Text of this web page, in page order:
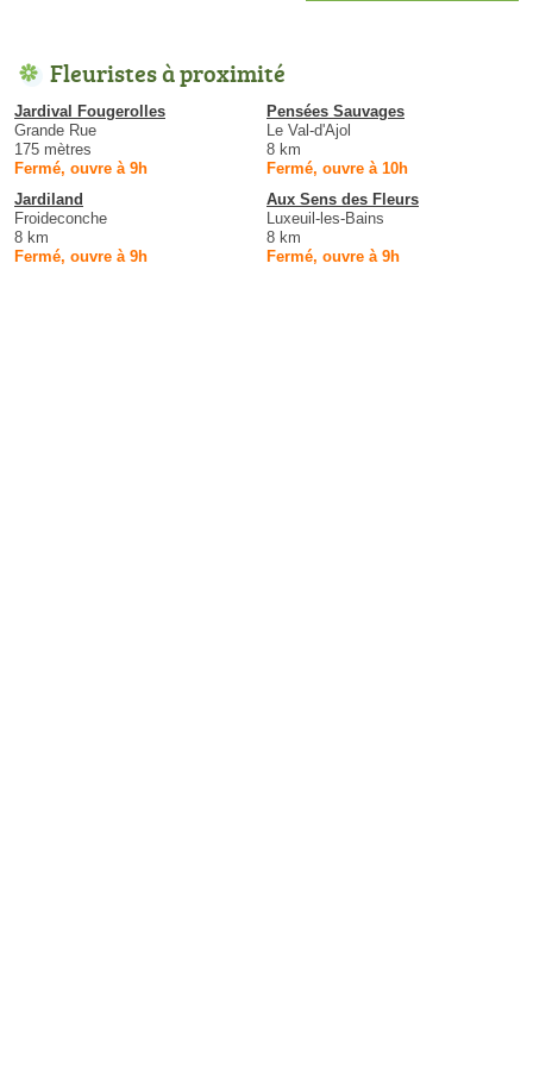
Fleuristes à proximité
Jardival Fougerolles
Grande Rue
175 mètres
Fermé, ouvre à 9h
Pensées Sauvages
Le Val-d'Ajol
8 km
Fermé, ouvre à 10h
Jardiland
Froideconche
8 km
Fermé, ouvre à 9h
Aux Sens des Fleurs
Luxeuil-les-Bains
8 km
Fermé, ouvre à 9h